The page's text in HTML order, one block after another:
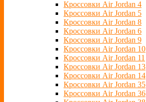
Кроссовки Air Jordan 4
Кроссовки Air Jordan 5
Кроссовки Air Jordan 8
Кроссовки Air Jordan 6
Кроссовки Air Jordan 9
Кроссовки Air Jordan 10
Кроссовки Air Jordan 11
Кроссовки Air Jordan 13
Кроссовки Air Jordan 14
Кроссовки Air Jordan 35
Кроссовки Air Jordan 36